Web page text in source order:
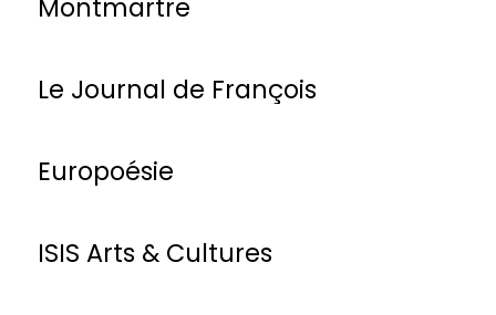
Montmartre
Le Journal de François
Europoésie
ISIS Arts & Cultures